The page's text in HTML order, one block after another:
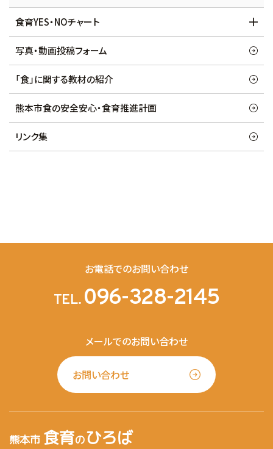
食育YES・NOチャート
写真・動画投稿フォーム
「食」に関する教材の紹介
熊本市食の安全安心・食育推進計画
リンク集
熊本市 食育のひろば
お電話でのお問い合わせ
TEL. 096-328-2145
メールでのお問い合わせ
お問い合わせ